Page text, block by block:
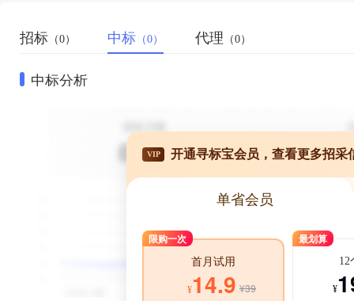
招标 （0） 中标 （0） 代理 （0）
中标分析
VIP 开通寻标宝会员，查看更多招采
单省会员
限购一次
首月试用
¥14.9 ¥39
最划算
12
¥